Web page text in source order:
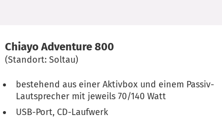
Chiayo Adventure 800
(Standort: Soltau)
bestehend aus einer Aktivbox und einem Passiv-
Lautsprecher mit jeweils 70/140 Watt
USB-Port, CD-Laufwerk